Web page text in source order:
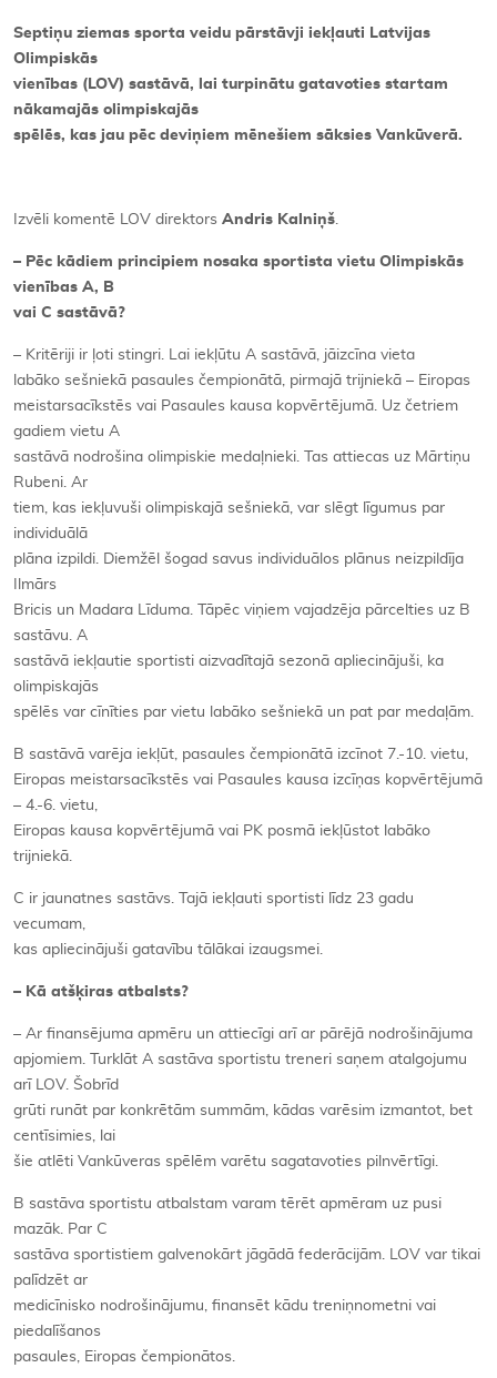
Kontakti
Septiņu ziemas sporta veidu pārstāvji iekļauti Latvijas
Olimpiskās
vienības (LOV) sastāvā, lai turpinātu gatavoties startam
nākamajās olimpiskajās
spēlēs, kas jau pēc deviņiem mēnešiem sāksies Vankūverā.
Izvēli komentē LOV direktors Andris Kalniņš.
– Pēc kādiem principiem nosaka sportista vietu Olimpiskās
vienības A, B
vai C sastāvā?
– Kritēriji ir ļoti stingri. Lai iekļūtu A sastāvā, jāizcīna vieta
labāko sešniekā pasaules čempionātā, pirmajā trijniekā – Eiropas
meistarsacīkstēs vai Pasaules kausa kopvērtējumā. Uz četriem
gadiem vietu A
sastāvā nodrošina olimpiskie medaļnieki. Tas attiecas uz Mārtiņu
Rubeni. Ar
tiem, kas iekļuvuši olimpiskajā sešniekā, var slēgt līgumus par
individuālā
plāna izpildi. Diemžēl šogad savus individuālos plānus neizpildīja
Ilmārs
Bricis un Madara Līduma. Tāpēc viņiem vajadzēja pārcelties uz B
sastāvu. A
sastāvā iekļautie sportisti aizvadītajā sezonā apliecinājuši, ka
olimpiskajās
spēlēs var cīnīties par vietu labāko sešniekā un pat par medaļām.
B sastāvā varēja iekļūt, pasaules čempionātā izcīnot 7.-10. vietu,
Eiropas meistarsacīkstēs vai Pasaules kausa izcīņas kopvērtējumā
– 4.-6. vietu,
Eiropas kausa kopvērtējumā vai PK posmā iekļūstot labāko
trijniekā.
C ir jaunatnes sastāvs. Tajā iekļauti sportisti līdz 23 gadu
vecumam,
kas apliecinājuši gatavību tālākai izaugsmei.
– Kā atšķiras atbalsts?
– Ar finansējuma apmēru un attiecīgi arī ar pārējā nodrošinājuma
apjomiem. Turklāt A sastāva sportistu treneri saņem atalgojumu
arī LOV. Šobrīd
grūti runāt par konkrētām summām, kādas varēsim izmantot, bet
centīsimies, lai
šie atlēti Vankūveras spēlēm varētu sagatavoties pilnvērtīgi.
B sastāva sportistu atbalstam varam tērēt apmēram uz pusi
mazāk. Par C
sastāva sportistiem galvenokārt jāgādā federācijām. LOV var tikai
palīdzēt ar
medicīnisko nodrošinājumu, finansēt kādu treniņnometni vai
piedalīšanos
pasaules, Eiropas čempionātos.